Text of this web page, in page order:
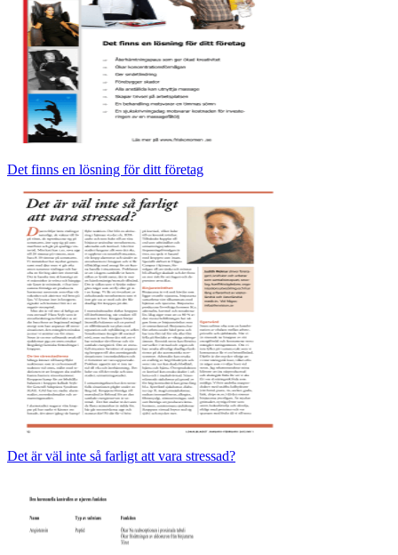
Det finns en lösning för ditt företag
Det är väl inte så farligt att vara stressad?